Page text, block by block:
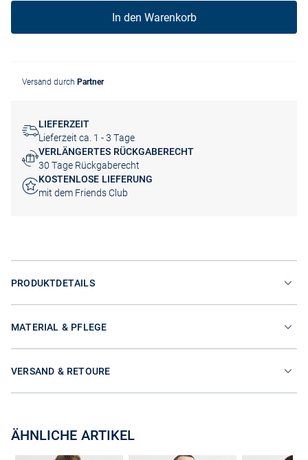
In den Warenkorb
Versand durch Partner
LIEFERZEIT
Lieferzeit ca. 1 - 3 Tage
VERLÄNGERTES RÜCKGABERECHT
30 Tage Rückgaberecht
KOSTENLOSE LIEFERUNG
mit dem Friends Club
PRODUKTDETAILS
MATERIAL & PFLEGE
VERSAND & RETOURE
ÄHNLICHE ARTIKEL